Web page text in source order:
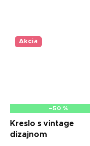
Akcia
–50 %
Kreslo s vintage
dizajnom